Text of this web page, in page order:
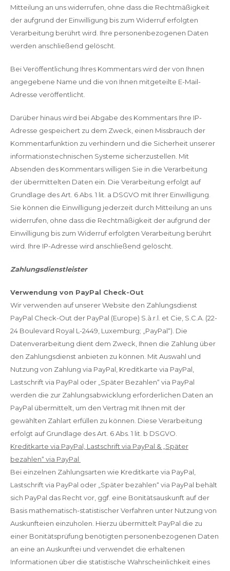
Mitteilung an uns widerrufen, ohne dass die Rechtmäßigkeit
der aufgrund der Einwilligung bis zum Widerruf erfolgten
Verarbeitung berührt wird. Ihre personenbezogenen Daten
werden anschließend gelöscht.
Bei Veröffentlichung Ihres Kommentars wird der von Ihnen
angegebene Name und die von Ihnen mitgeteilte E-Mail-
Adresse veröffentlicht.
Darüber hinaus wird bei Abgabe des Kommentars Ihre IP-
Adresse gespeichert zu dem Zweck, einen Missbrauch der
Kommentarfunktion zu verhindern und die Sicherheit unserer
informationstechnischen Systeme sicherzustellen. Mit
Absenden des Kommentars willigen Sie in die Verarbeitung
der übermittelten Daten ein. Die Verarbeitung erfolgt auf
Grundlage des Art. 6 Abs. 1 lit. a DSGVO mit Ihrer Einwilligung.
Sie können die Einwilligung jederzeit durch Mitteilung an uns
widerrufen, ohne dass die Rechtmäßigkeit der aufgrund der
Einwilligung bis zum Widerruf erfolgten Verarbeitung berührt
wird. Ihre IP-Adresse wird anschließend gelöscht.
Zahlungsdienstleister
Verwendung von PayPal Check-Out
Wir verwenden auf unserer Website den Zahlungsdienst
PayPal Check-Out der PayPal (Europe) S.à.r.l. et Cie, S.C.A. (22-
24 Boulevard Royal L-2449, Luxemburg; „PayPal“). Die
Datenverarbeitung dient dem Zweck, Ihnen die Zahlung über
den Zahlungsdienst anbieten zu können. Mit Auswahl und
Nutzung von Zahlung via PayPal, Kreditkarte via PayPal,
Lastschrift via PayPal oder „Später Bezahlen“ via PayPal
werden die zur Zahlungsabwicklung erforderlichen Daten an
PayPal übermittelt, um den Vertrag mit Ihnen mit der
gewählten Zahlart erfüllen zu können. Diese Verarbeitung
erfolgt auf Grundlage des Art. 6 Abs. 1 lit. b DSGVO.
Kreditkarte via PayPal, Lastschrift via PayPal & „Später
bezahlen“ via PayPal
Bei einzelnen Zahlungsarten wie Kreditkarte via PayPal,
Lastschrift via PayPal oder „Später bezahlen“ via PayPal behält
sich PayPal das Recht vor, ggf. eine Bonitätsauskunft auf der
Basis mathematisch-statistischer Verfahren unter Nutzung von
Auskunfteien einzuholen. Hierzu übermittelt PayPal die zu
einer Bonitätsprüfung benötigten personenbezogenen Daten
an eine an Auskunftei und verwendet die erhaltenen
Informationen über die statistische Wahrscheinlichkeit eines